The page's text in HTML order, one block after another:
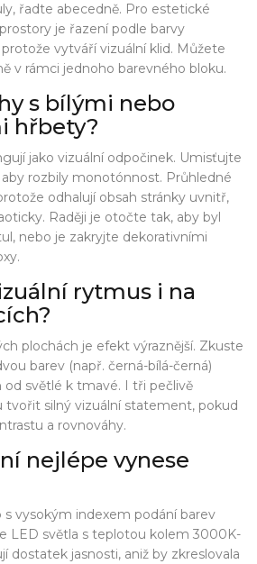
řadte abecedně. Pro estetické
je řazení podle barvy
vytváří vizuální klid. Můžete
v rámci jednoho barevného bloku.
s bílými nebo
hřbety?
jako vizuální odpočinek. Umisťujte
rozbily monotónnost. Průhledné
odhalují obsah stránky uvnitř,
Raději je otočte tak, aby byl
nebo je zakryjte dekorativními
rytmus i na
plochách je efekt výraznější. Zkuste
barev (např. černá-bílá-černá)
světlé k tmavé. I tři pečlivě
tvořit silný vizuální statement, pokud
a rovnováhy.
nejlépe vynese
s vysokým indexem podání barev
LED světla s teplotou kolem 3000K-
dostatek jasnosti, aniž by zkreslovala